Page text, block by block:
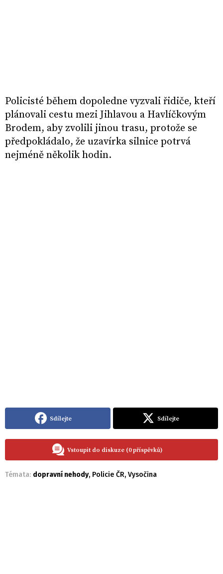
Policisté během dopoledne vyzvali řidiče, kteří
plánovali cestu mezi Jihlavou a Havlíčkovým
Brodem, aby zvolili jinou trasu, protože se
předpokládalo, že uzavírka silnice potrvá
nejméně několik hodin.
Sdílejte Sdílejte
Vstoupit do diskuze (0 příspěvků)
Témata: dopravní nehody, Policie ČR, Vysočina